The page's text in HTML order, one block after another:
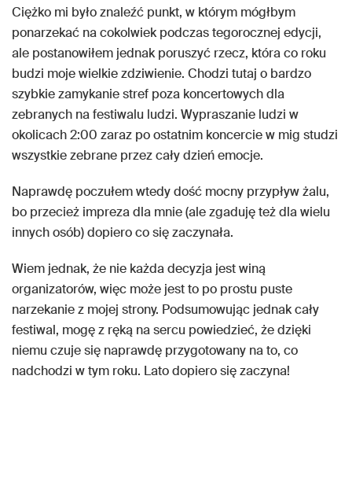
Ciężko mi było znaleźć punkt, w którym mógłbym
ponarzekać na cokolwiek podczas tegorocznej edycji,
ale postanowiłem jednak poruszyć rzecz, która co roku
budzi moje wielkie zdziwienie. Chodzi tutaj o bardzo
szybkie zamykanie stref poza koncertowych dla
zebranych na festiwalu ludzi. Wypraszanie ludzi w
okolicach 2:00 zaraz po ostatnim koncercie w mig studzi
wszystkie zebrane przez cały dzień emocje.
Naprawdę poczułem wtedy dość mocny przypływ żalu,
bo przecież impreza dla mnie (ale zgaduję też dla wielu
innych osób) dopiero co się zaczynała.
Wiem jednak, że nie każda decyzja jest winą
organizatorów, więc może jest to po prostu puste
narzekanie z mojej strony. Podsumowując jednak cały
festiwal, mogę z ręką na sercu powiedzieć, że dzięki
niemu czuje się naprawdę przygotowany na to, co
nadchodzi w tym roku. Lato dopiero się zaczyna!